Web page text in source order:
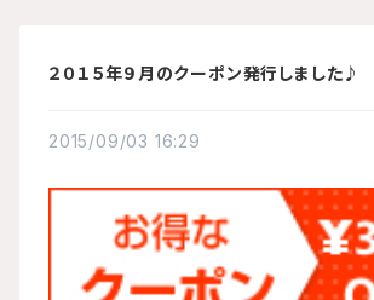
２０１５年９月のクーポン発行しました♪
2015/09/03 16:29